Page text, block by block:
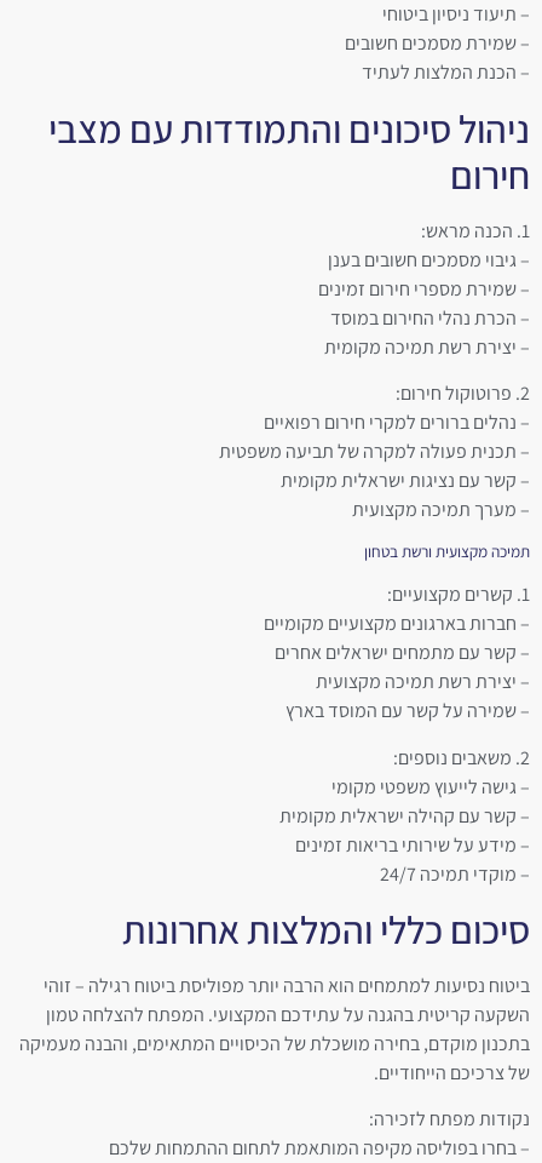
– תיעוד ניסיון ביטוחי
– שמירת מסמכים חשובים
– הכנת המלצות לעתיד
ניהול סיכונים והתמודדות עם מצבי
חירום
1. הכנה מראש:
– גיבוי מסמכים חשובים בענן
– שמירת מספרי חירום זמינים
– הכרת נהלי החירום במוסד
– יצירת רשת תמיכה מקומית
2. פרוטוקול חירום:
– נהלים ברורים למקרי חירום רפואיים
– תכנית פעולה למקרה של תביעה משפטית
– קשר עם נציגות ישראלית מקומית
– מערך תמיכה מקצועית
תמיכה מקצועית ורשת בטחון
1. קשרים מקצועיים:
– חברות בארגונים מקצועיים מקומיים
– קשר עם מתמחים ישראלים אחרים
– יצירת רשת תמיכה מקצועית
– שמירה על קשר עם המוסד בארץ
2. משאבים נוספים:
– גישה לייעוץ משפטי מקומי
– קשר עם קהילה ישראלית מקומית
– מידע על שירותי בריאות זמינים
– מוקדי תמיכה 24/7
סיכום כללי והמלצות אחרונות
ביטוח נסיעות למתמחים הוא הרבה יותר מפוליסת ביטוח רגילה – זוהי
השקעה קריטית בהגנה על עתידכם המקצועי. המפתח להצלחה טמון
בתכנון מוקדם, בחירה מושכלת של הכיסויים המתאימים, והבנה מעמיקה
של צרכיכם הייחודיים.
נקודות מפתח לזכירה:
– בחרו בפוליסה מקיפה המותאמת לתחום ההתמחות שלכם